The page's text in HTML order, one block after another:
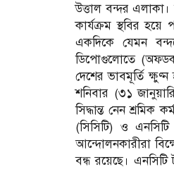
উত্তাল বন্দর এলাকা।
কার্যক্রম স্থবির
একদিকে যেমন
ডিপোগুলোতে (অফডক)
দেশের ভাবমূর্তি
শনিবার (৩১
সিদ্ধান্ত নেন শ্রমিক
(সিসিটি) ও
আন্দোলনকারীরা
বন্ধ রয়েছে। এনসিটি